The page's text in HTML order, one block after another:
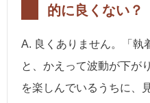
的に良くない？
A. 良くありません。「執
と、かえって波動が下が
を楽しんでいるうちに、